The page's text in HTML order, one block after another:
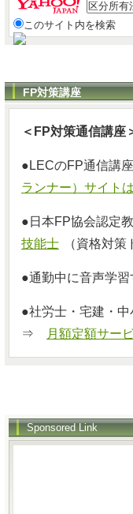
このサイト内を検索
FP対策講座
＜FP対策通信講座
●LECのFP通信
ランナー）サイト
●日本FP協会認
技能士
（資格対策
●通勤中に音声学
●社労士・宅建・
⇒
月額定額サー
Sponsored Link